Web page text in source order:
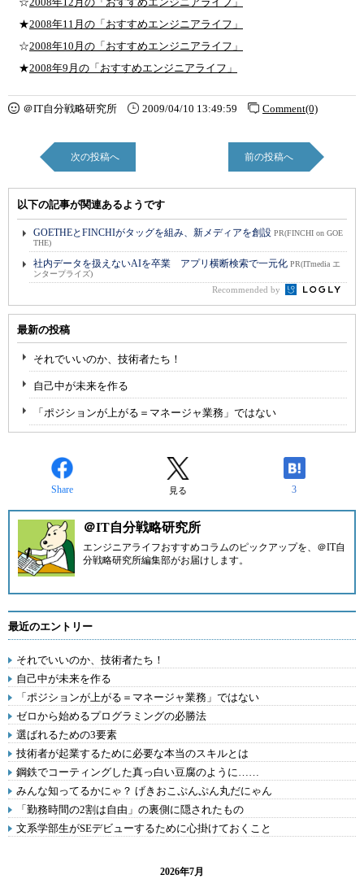
☆2008年12月の「おすすめエンジニアライフ」
★2008年11月の「おすすめエンジニアライフ」
☆2008年10月の「おすすめエンジニアライフ」
★2008年9月の「おすすめエンジニアライフ」
＠IT自分戦略研究所 2009/04/10 13:49:59 Comment(0)
次の投稿へ 前の投稿へ
以下の記事が関連あるようです
GOETHEとFINCHIがタッグを組み、新メディアを創設 PR(FINCHI on GOE
THE)
社内データを扱えないAIを卒業 アプリ横断検索で一元化 PR(ITmedia エ
ンタープライズ)
Recommended by
最新の投稿
それでいいのか、技術者たち！
自己中が未来を作る
「ポジションが上がる＝マネージャ業務」ではない
Share 見る 3
＠IT自分戦略研究所
エンジニアライフおすすめコラムのピックアップを、 ＠IT自
分戦略研究所編集部がお届けします。
最近のエントリー
それでいいのか、技術者たち！
自己中が未来を作る
「ポジションが上がる＝マネージャ業務」ではない
ゼロから始めるプログラミングの必勝法
選ばれるための3要素
技術者が起業するために必要な本当のスキルとは
鋼鉄でコーティングした真っ白い豆腐のように……
みんな知ってるかにゃ？ げきおこぷんぷん丸だにゃん
「勤務時間の2割は自由」の裏側に隠されたもの
文系学部生がSEデビューするために心掛けておくこと
2026年7月